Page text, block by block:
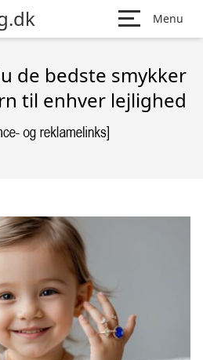
Menu
de bedste smykker
til enhver lejlighed